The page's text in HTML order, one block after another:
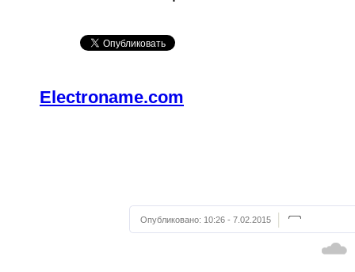
Electroname.com
Опубликовано: 10:26 - 7.02.2015